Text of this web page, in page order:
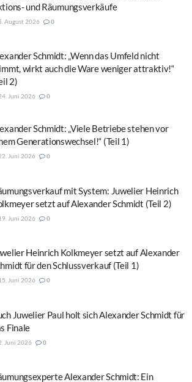
und Räumungsverkäufe
August 2026 0
Schmidt: „Wenn das Umfeld nicht
wirkt auch die Ware weniger attraktiv!“
2)
Juni 2026 0
Schmidt: „Viele Betriebe stehen vor
Generationswechsel!“ (Teil 1)
Juni 2026 0
mit System: Juwelier Heinrich
setzt auf Alexander Schmidt (Teil 2)
Juni 2026 0
Heinrich Kolkmeyer setzt auf Alexander
für den Schlussverkauf (Teil 1)
Juni 2026 0
Juwelier Paul holt sich Alexander Schmidt für
Finale
Juni 2026 0
Alexander Schmidt: Ein